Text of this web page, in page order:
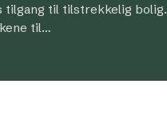
tilgang til tilstrekkelig bolig.
til…